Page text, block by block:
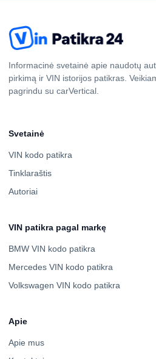
Informacinė svetainė apie naudotų
pirkimą ir VIN istorijos patikras.
pagrindu su carVertical.
Svetainė
VIN kodo patikra
Tinklaraštis
Autoriai
VIN patikra pagal markę
BMW VIN kodo patikra
Mercedes VIN kodo patikra
Volkswagen VIN kodo patikra
Apie
Apie mus